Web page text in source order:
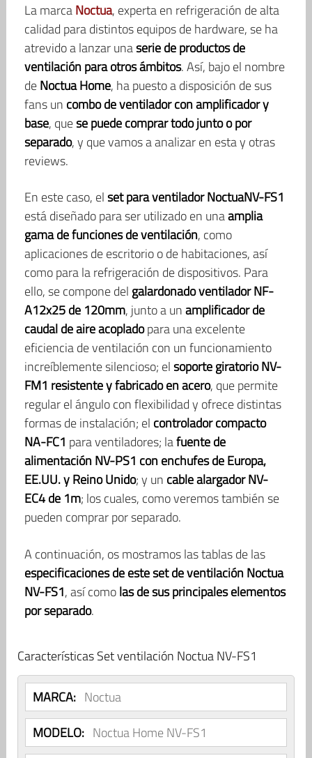
La marcaNoctua, experta en refrigeración de alta
calidad para distintos equipos de hardware, se ha
atrevido a lanzar unaserie de productos de
ventilación para otros ámbitos. Así, bajo el nombre
deNoctua Home, ha puesto a disposición de sus
fans un combo de ventilador con amplificador y
base, quese puede comprar todo junto o por
separado, y que vamos a analizar en esta y otras
reviews.
En este caso, elset para ventilador NoctuaNV-FS1
está diseñado para ser utilizado en unaamplia
gama de funciones de ventilación, como
aplicaciones de escritorio o de habitaciones, así
como para la refrigeración de dispositivos. Para
ello, se compone del galardonado ventilador NF-
A12x25 de 120mm, junto a unamplificador de
caudal de aire acopladopara una excelente
eficiencia de ventilación con un funcionamiento
increíblemente silencioso; elsoporte giratorio NV-
FM1 resistente y fabricado en acero, que permite
regular el ángulo con flexibilidad y ofrece distintas
formas de instalación; el controlador compacto
NA-FC1 para ventiladores; lafuente de
alimentación NV-PS1 con enchufes de Europa,
EE.UU. y Reino Unido; y un cable alargador NV-
EC4 de 1m; los cuales, como veremos también se
pueden comprar por separado.
A continuación, os mostramos las tablas de las
especificaciones de este set de ventilación Noctua
NV-FS1, así comolas de sus principales elementos
por separado.
Características Set ventilación Noctua NV-FS1
MARCA: Noctua
MODELO: Noctua Home NV-FS1